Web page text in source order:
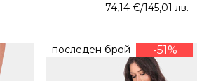
74,14 €/145,01 лв.
последен брой -51%